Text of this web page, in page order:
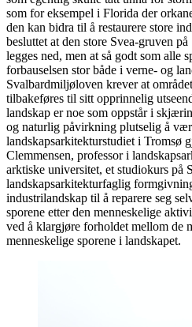
som for eksempel i Florida der
den kan bidra til å restaurere store
besluttet at den store Svea-gruven
legges ned, men at så godt som alle
forbauselsen stor både i verne- og
Svalbardmiljøloven krever at
tilbakeføres til sitt opprinnelig
landskap er noe som oppstår i
og naturlig påvirkning plutselig å
landskapsarkitekturstudiet i Tromsø
Clemmensen, professor i
arktiske universitet, et studiokurs på
landskapsarkitekturfaglig
industrilandskap til å reparere seg
sporene etter den menneskelige
ved å klargjøre forholdet mellom de
menneskelige sporene i landskapet.